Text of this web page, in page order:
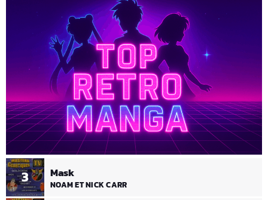
3 Mask
NOAM ET NICK CARR